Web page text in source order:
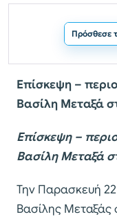
Πρόσθεσε
Επίσκεψη –
Βασίλη Μεταξά
Επίσκεψη –
Βασίλη Μεταξά
Την Παρασκευή
Βασίλης Μεταξάς